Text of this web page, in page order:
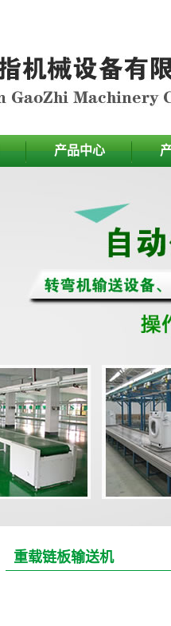
产品中心
重载链板输送机